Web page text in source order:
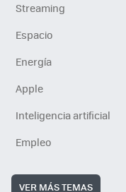
Streaming
Espacio
Energía
Apple
Inteligencia artificial
Empleo
VER MÁS TEMAS